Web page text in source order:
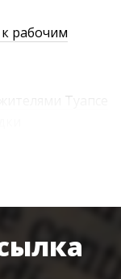
рабочим
Туапсе